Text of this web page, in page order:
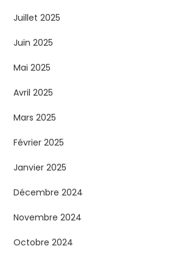
Juillet 2025
Juin 2025
Mai 2025
Avril 2025
Mars 2025
Février 2025
Janvier 2025
Décembre 2024
Novembre 2024
Octobre 2024